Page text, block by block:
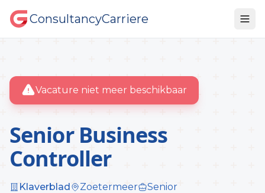
ConsultancyCarriere
Vacature niet meer beschikbaar
Senior Business
Controller
Klaverblad Zoetermeer Senior